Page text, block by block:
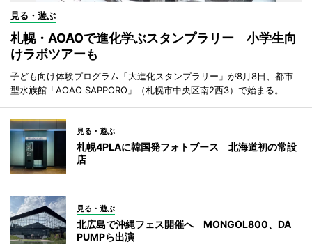
見る・遊ぶ
札幌・AOAOで進化学ぶスタンプラリー 小学生向
けラボツアーも
子ども向け体験プログラム「大進化スタンプラリー」が8月8日、都市
型水族館「AOAO SAPPORO」（札幌市中央区南2西3）で始まる。
見る・遊ぶ
札幌4PLAに韓国発フォトブース 北海道初の常設
店
見る・遊ぶ
北広島で沖縄フェス開催へ MONGOL800、DA
PUMPら出演